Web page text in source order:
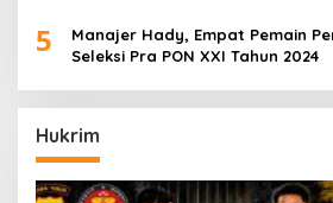
5
Manajer Hady, Empat Pemain
Seleksi Pra PON XXI Tahun 2024
Hukrim